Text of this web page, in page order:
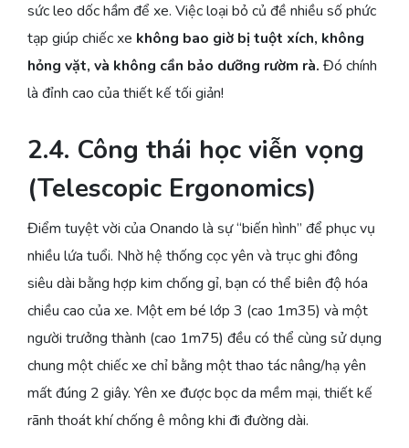
sức leo dốc hầm để xe. Việc loại bỏ củ đề nhiều số phức
tạp giúp chiếc xe không bao giờ bị tuột xích, không
hỏng vặt, và không cần bảo dưỡng rườm rà. Đó chính
là đỉnh cao của thiết kế tối giản!
2.4. Công thái học viễn vọng
(Telescopic Ergonomics)
Điểm tuyệt vời của Onando là sự “biến hình” để phục vụ
nhiều lứa tuổi. Nhờ hệ thống cọc yên và trục ghi đông
siêu dài bằng hợp kim chống gỉ, bạn có thể biên độ hóa
chiều cao của xe. Một em bé lớp 3 (cao 1m35) và một
người trưởng thành (cao 1m75) đều có thể cùng sử dụng
chung một chiếc xe chỉ bằng một thao tác nâng/hạ yên
mất đúng 2 giây. Yên xe được bọc da mềm mại, thiết kế
rãnh thoát khí chống ê mông khi đi đường dài.